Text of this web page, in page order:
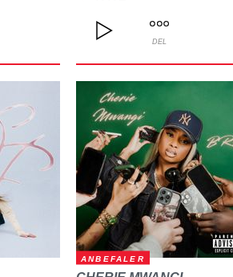
DEL
ANBEFALER